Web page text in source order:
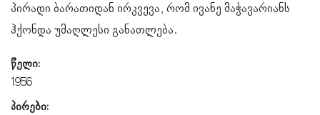
პირადი ბარათიდან ირკვევა, რომ ივანე მაჭავარიანს
ჰქონდა უმაღლესი განათლება.
წელი:
1956
პირები: